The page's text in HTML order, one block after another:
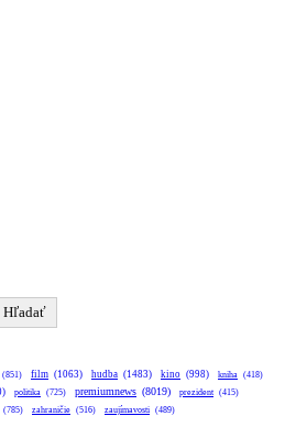
Hľadať
(851) film (1063) hudba (1483) kino (998) kniha (418)
politika (725) premiumnews (8019) prezident (415)
(785) zahraničie (516) zaujímavosti (489)